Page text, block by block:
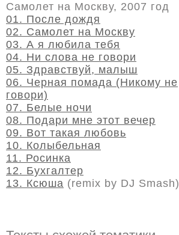
Самолет на Москву, 2007 год
01. После дождя
02. Самолет на Москву
03. А я любила тебя
04. Ни слова не говори
05. Здравствуй, малыш
06. Черная помада (Никому не
говори)
07. Белые ночи
08. Подари мне этот вечер
09. Вот такая любовь
10. Колыбельная
11. Росинка
12. Бухгалтер
13. Ксюша (remix by DJ Smash)